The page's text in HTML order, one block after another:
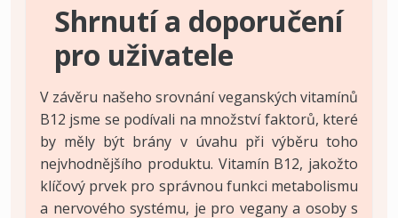
Shrnutí a doporučení
pro uživatele
V závěru našeho srovnání veganských vitamínů
B12 jsme se podívali na množství faktorů, které
by měly být brány v úvahu při výběru toho
nejvhodnějšího produktu. Vitamín B12, jakožto
klíčový prvek pro správnou funkci metabolismu
a nervového systému, je pro vegany a osoby s